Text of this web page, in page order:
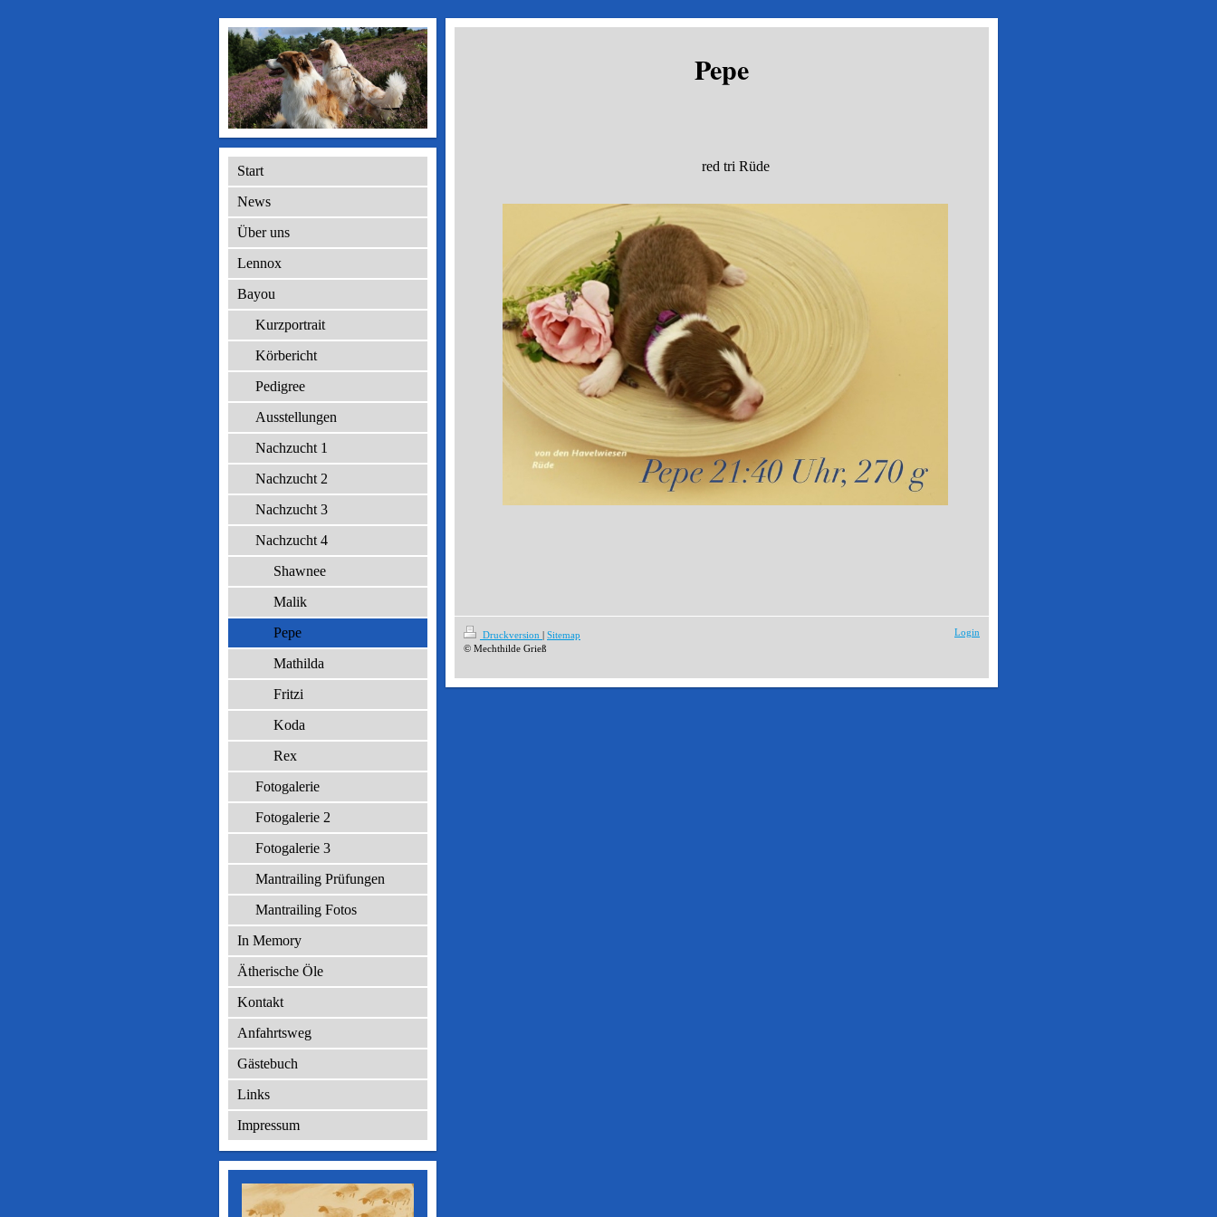
Start
News
Über uns
Lennox
Bayou
Kurzportrait
Körbericht
Pedigree
Ausstellungen
Nachzucht 1
Nachzucht 2
Nachzucht 3
Nachzucht 4
Shawnee
Malik
Pepe
Mathilda
Fritzi
Koda
Rex
Fotogalerie
Fotogalerie 2
Fotogalerie 3
Mantrailing Prüfungen
Mantrailing Fotos
In Memory
Ätherische Öle
Kontakt
Anfahrtsweg
Gästebuch
Links
Impressum
Pepe
red tri Rüde
Druckversion | Sitemap
© Mechthilde Grieß
Login